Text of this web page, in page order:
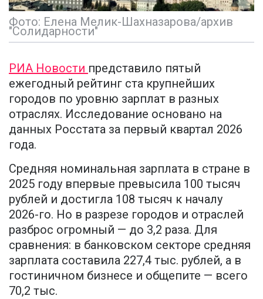
Фото: Елена Мелик-Шахназарова/архив
"Солидарности"
РИА Новости представило пятый
ежегодный рейтинг ста крупнейших
городов по уровню зарплат в разных
отраслях. Исследование основано на
данных Росстата за первый квартал 2026
года.
Средняя номинальная зарплата в стране в
2025 году впервые превысила 100 тысяч
рублей и достигла 108 тысяч к началу
2026-го. Но в разрезе городов и отраслей
разброс огромный — до 3,2 раза. Для
сравнения: в банковском секторе средняя
зарплата составила 227,4 тыс. рублей, а в
гостиничном бизнесе и общепите — всего
70,2 тыс.